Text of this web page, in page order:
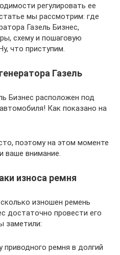
регулировать ее
мы рассмотрим: где
Газель Бизнес,
схему и пошаговую
что приступим.
Газель
Бизнес расположен под
Как показано на
поэтому на этом моменте
ваше внимание.
износа ремня
изношен ремень
достаточно провести его
заметили:
ремня в долгий